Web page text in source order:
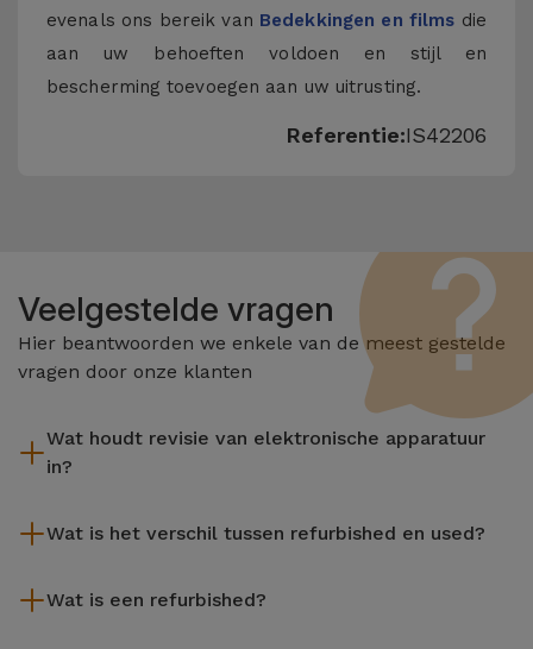
evenals ons bereik van Bedekkingen en films die
aan uw behoeften voldoen en stijl en
bescherming toevoegen aan uw uitrusting.
Referentie:IS42206
Veelgestelde vragen
Hier beantwoorden we enkele van de meest gestelde
vragen door onze klanten
Wat houdt revisie van elektronische apparatuur
in?
reiniging, en niet te vergeten het repareren van elk defect
apparatuur die door Services wordt gereviseerd,
Wat is het verschil tussen refurbished en used?
getest en voorbereid door gespecialiseerde technici om hun
Wat is een refurbished?